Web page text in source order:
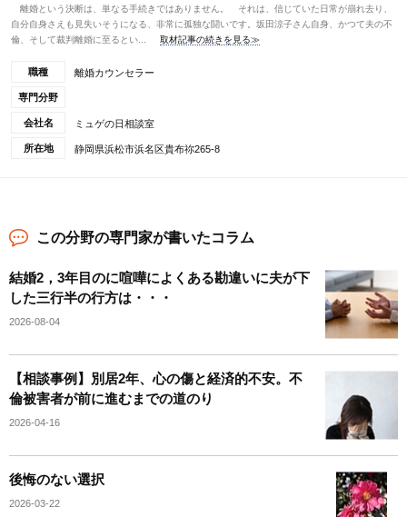
離婚という決断は、単なる手続きではありません。 それは、信じていた日常が崩れ去り、
自分自身さえも見失いそうになる、非常に孤独な闘いです。坂田涼子さん自身、かつて夫の不
倫、そして裁判離婚に至るとい...
取材記事の続きを見る≫
職種 離婚カウンセラー
専門分野
会社名 ミュゲの日相談室
所在地 静岡県浜松市浜名区貴布祢265-8
この分野の専門家が書いたコラム
結婚2，3年目のに喧嘩によくある勘違いに夫が下
した三行半の行方は・・・
2026-08-04
【相談事例】別居2年、心の傷と経済的不安。不
倫被害者が前に進むまでの道のり
2026-04-16
後悔のない選択
2026-03-22